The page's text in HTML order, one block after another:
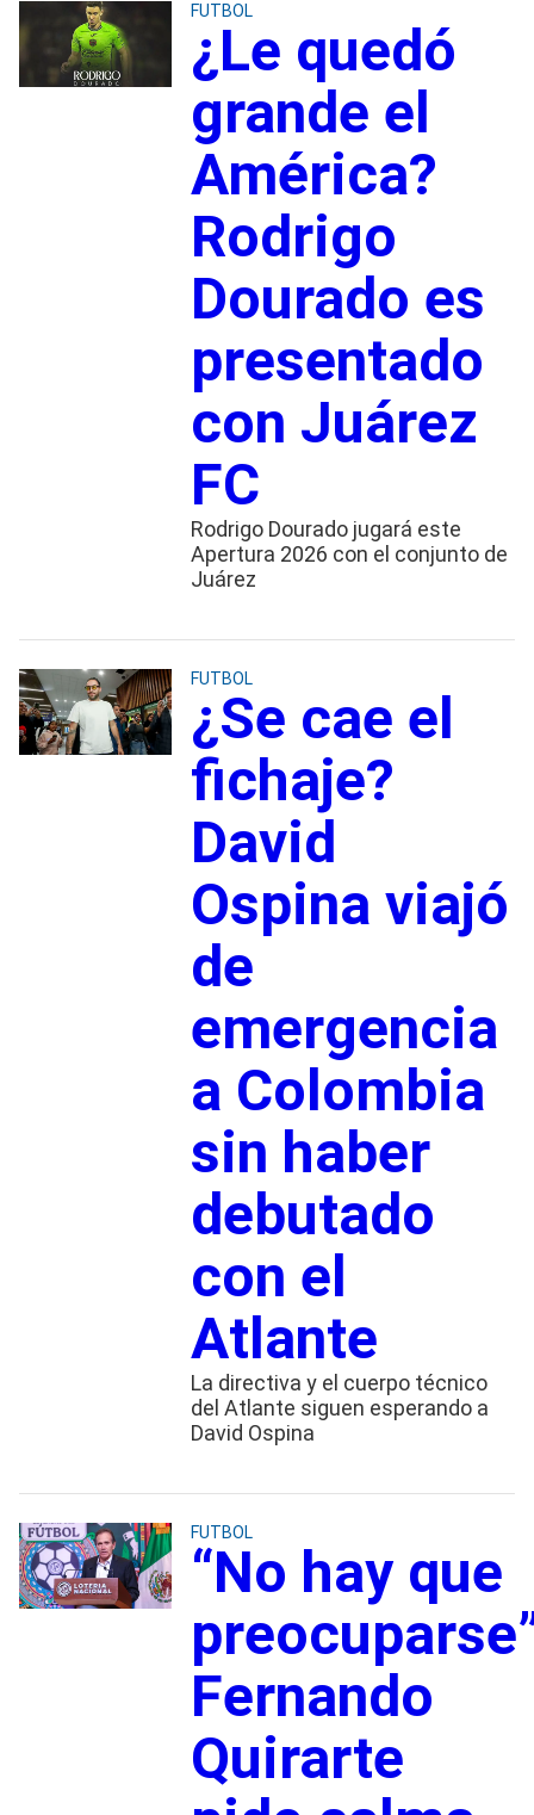
FUTBOL
¿Le quedó
grande el
América?
Rodrigo
Dourado es
presentado
con Juárez
FC
Rodrigo Dourado jugará este
Apertura 2026 con el conjunto de
Juárez
FUTBOL
¿Se cae el
fichaje?
David
Ospina viajó
de
emergencia
a Colombia
sin haber
debutado
con el
Atlante
La directiva y el cuerpo técnico
del Atlante siguen esperando a
David Ospina
FUTBOL
“No hay que
Fernando
Quirarte